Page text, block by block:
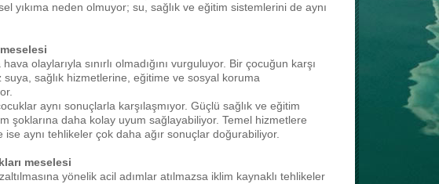
yıkıma neden olmuyor; su, sağlık ve eğitim sistemlerini de aynı
olaylarıyla sınırlı olmadığını vurguluyor. Bir çocuğun karşı
sağlık hizmetlerine, eğitime ve sosyal koruma
aynı sonuçlarla karşılaşmıyor. Güçlü sağlık ve eğitim
şoklarına daha kolay uyum sağlayabiliyor. Temel hizmetlere
ise aynı tehlikeler çok daha ağır sonuçlar doğurabiliyor.
meselesi
yönelik acil adımlar atılmazsa iklim kaynaklı tehlikeler